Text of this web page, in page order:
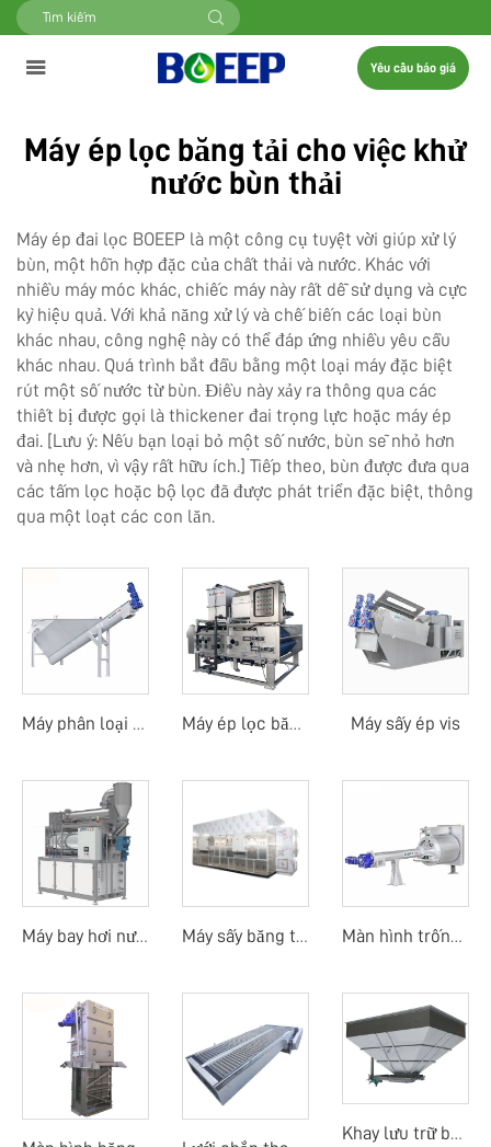
Yêu cầu báo giá
Máy ép lọc băng tải cho việc khử
nước bùn thải
Máy ép đai lọc BOEEP là một công cụ tuyệt vời giúp xử lý
bùn, một hỗn hợp đặc của chất thải và nước. Khác với
nhiều máy móc khác, chiếc máy này rất dễ sử dụng và cực
kỳ hiệu quả. Với khả năng xử lý và chế biến các loại bùn
khác nhau, công nghệ này có thể đáp ứng nhiều yêu cầu
khác nhau. Quá trình bắt đầu bằng một loại máy đặc biệt
rút một số nước từ bùn. Điều này xảy ra thông qua các
thiết bị được gọi là thickener đai trọng lực hoặc máy ép
đai. [Lưu ý: Nếu bạn loại bỏ một số nước, bùn sẽ nhỏ hơn
và nhẹ hơn, vì vậy rất hữu ích.] Tiếp theo, bùn được đưa qua
các tấm lọc hoặc bộ lọc đã được phát triển đặc biệt, thông
qua một loạt các con lăn.
Máy phân loại cát Máy ép lọc băng tải trống quay Máy sấy ép vis
Máy bay hơi nước thải Máy sấy băng tải nhiệt độ thấp bằng bơm nhiệt Màn hình trống quay mịn
Khay lưu trữ bùn